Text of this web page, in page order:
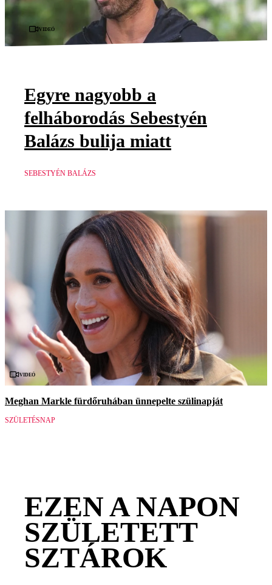
Videó
Egyre nagyobb a
felháborodás Sebestyén
Balázs bulija miatt
SEBESTYÉN BALÁZS
Videó
Meghan Markle fürdőruhában ünnepelte szülinapját
SZÜLETÉSNAP
EZEN A NAPON
SZÜLETETT
SZTÁROK